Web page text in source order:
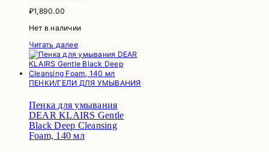
₽1,890.00
Нет в наличии
Читать далее
ПЕНКИ/ГЕЛИ ДЛЯ УМЫВАНИЯ
Пенка для умывания
DEAR KLAIRS Gentle
Black Deep Cleansing
Foam, 140 мл